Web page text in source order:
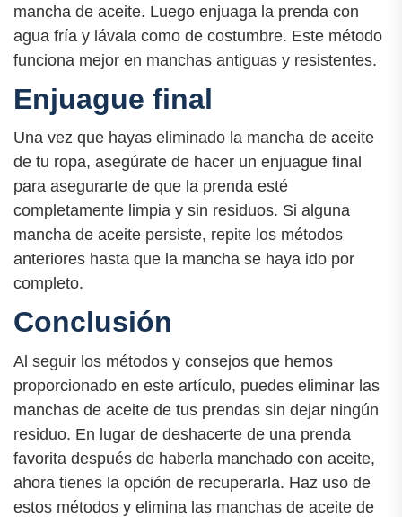
mancha de aceite. Luego enjuaga la prenda con
agua fría y lávala como de costumbre. Este método
funciona mejor en manchas antiguas y resistentes.
Enjuague final
Una vez que hayas eliminado la mancha de aceite
de tu ropa, asegúrate de hacer un enjuague final
para asegurarte de que la prenda esté
completamente limpia y sin residuos. Si alguna
mancha de aceite persiste, repite los métodos
anteriores hasta que la mancha se haya ido por
completo.
Conclusión
Al seguir los métodos y consejos que hemos
proporcionado en este artículo, puedes eliminar las
manchas de aceite de tus prendas sin dejar ningún
residuo. En lugar de deshacerte de una prenda
favorita después de haberla manchado con aceite,
ahora tienes la opción de recuperarla. Haz uso de
estos métodos y elimina las manchas de aceite de